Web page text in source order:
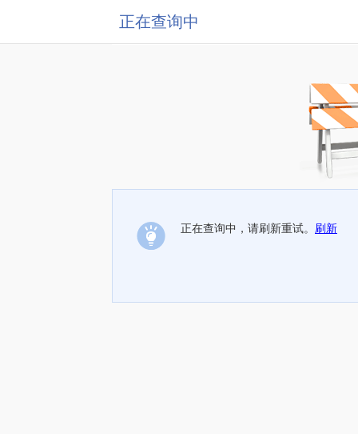
正在查询中
正在查询中，请刷新重试。 刷新